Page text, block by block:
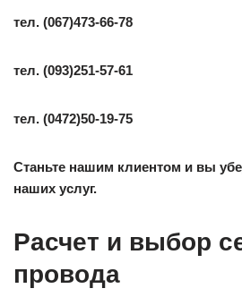
тел. (067)473-66-78
тел. (093)251-57-61
тел. (0472)50-19-75
Станьте нашим клиентом и вы
наших услуг.
Расчет и выбор
провода